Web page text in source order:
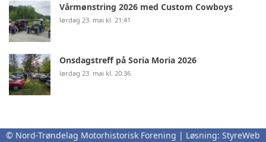
Vårmønstring 2026 med Custom Cowboys
lørdag 23. mai kl. 21:41
Onsdagstreff på Soria Moria 2026
lørdag 23. mai kl. 20:36
© Nord-Trøndelag Motorhistorisk Forening | Løsning: StyreWeb